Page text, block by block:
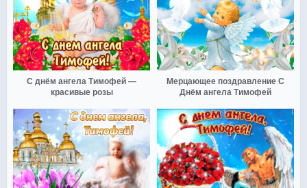
С днём ангела Тимофей —
красивые розы
Мерцающее поздравление С
Днём ангела Тимофей